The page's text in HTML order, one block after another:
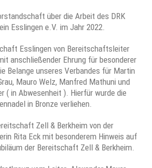
über die Arbeit des DRK
Esslingen e.V. im Jahr 2022.
Esslingen von Bereitschaftsleiter
anschließender Ehrung für besonderer
Belange unseres Verbandes für Martin
Mauro Welz, Manfred Mathuni und
( in Abwesenheit ). Hierfür wurde die
in Bronze verliehen.
Zell & Berkheim von der
Rita Eck mit besonderem Hinweis auf
der Bereitschaft Zell & Berkheim.